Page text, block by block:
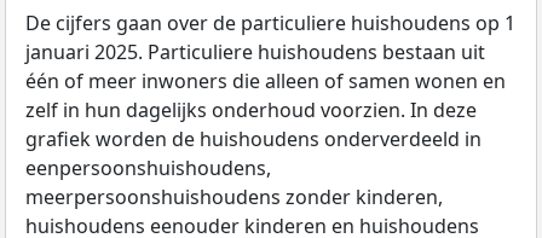
De cijfers gaan over de particuliere huishoudens op 1
januari 2025. Particuliere huishoudens bestaan uit
één of meer inwoners die alleen of samen wonen en
zelf in hun dagelijks onderhoud voorzien. In deze
grafiek worden de huishoudens onderverdeeld in
eenpersoonshuishoudens,
meerpersoonshuishoudens zonder kinderen,
huishoudens eenouder kinderen en huishoudens